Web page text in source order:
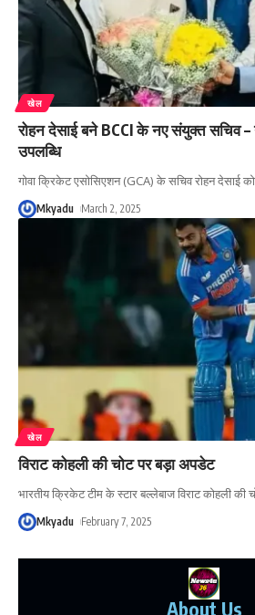
खेल
रोहन देसाई बने BCCI के नए संयुक्त सचिव –
उपलब्धि
गोवा क्रिकेट एसोसिएशन (GCA) के सचिव रोहन देसाई
Mkyadu March 2, 2025
खेल
विराट कोहली की चोट पर बड़ा अपडेट
भारतीय क्रिकेट टीम के स्टार बल्लेबाज विराट कोहली की
Mkyadu February 7, 2025
About Us